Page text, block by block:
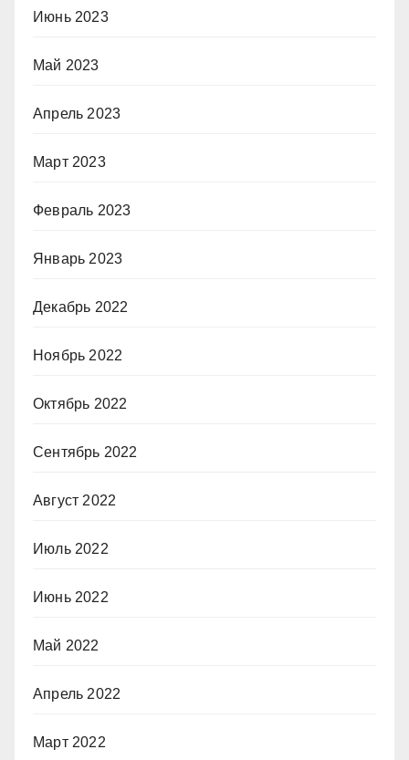
Июнь 2023
Май 2023
Апрель 2023
Март 2023
Февраль 2023
Январь 2023
Декабрь 2022
Ноябрь 2022
Октябрь 2022
Сентябрь 2022
Август 2022
Июль 2022
Июнь 2022
Май 2022
Апрель 2022
Март 2022